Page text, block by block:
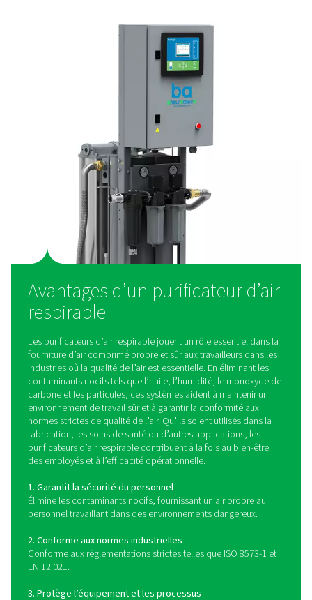
Comment fonctionnent
purificateurs d’air
Les purificateurs d’air respiratoire utilisent une
étapes pour éliminer les contaminants de l’air
garantissant ainsi qu’il peut être inhalé en toute
processus implique généralement des préfiltres pour
les particules solides, des filtres coalescents pour
et l’eau, des filtres à charbon actif pour éliminer les
vapeurs et des couches catalytiques pour convertir
nocifs tels que le monoxyde de carbone en
inoffensifs. Certains systèmes intègrent
régulateurs de pression et des dispositifs de
garantir un débit d’air et une qualité constants.
médicales, ces purificateurs jouent un rôle essentiel
fourniture d’air propre et respirable.